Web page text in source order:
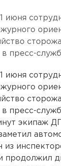
1 июня
в пресс-
1 июня
в пресс-
экипаж
из
продолжил